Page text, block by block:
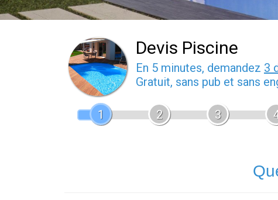
Devis Piscine
En 5 minutes, demandez 3
Gratuit, sans pub et sans
1 2 3